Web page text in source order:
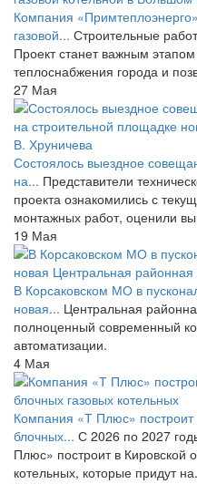
Компания
газовой... Строительные
Проект станет важным
теплоснабжения города и
27 Мая
Состоялось выездное
на... Представители
проекта ознакомились с
монтажных работ, оценили
19 Мая
В Корсаковском МО в
новая... Центральная
полноценный современный
автоматизации.
4 Мая
Компания «Т Плюс» построит
блочных... С 2026 по 2027
Плюс» построит в Кировской
котельных, которые придут